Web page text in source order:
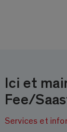
Ici et
Fee/
Services et